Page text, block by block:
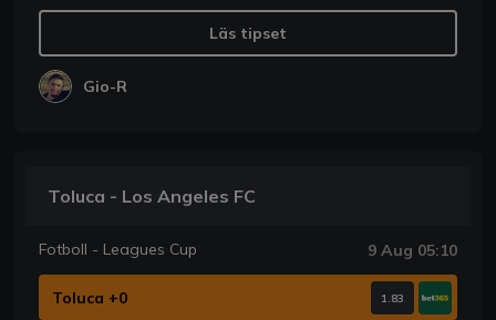
Läs tipset
Gio-R
Toluca - Los Angeles FC
Fotboll - Leagues Cup 9 Aug 05:10
Toluca +0 1.83